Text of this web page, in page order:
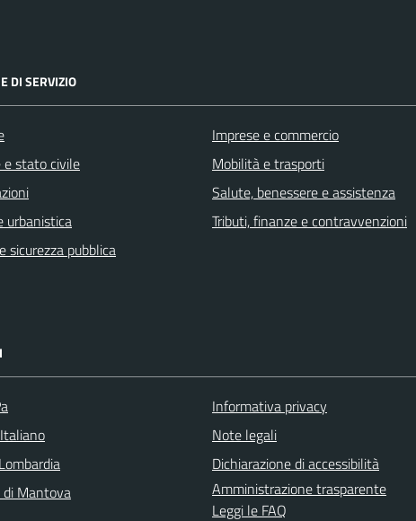
DI SERVIZIO
e stato civile
urbanistica
sicurezza pubblica
Imprese e commercio
Mobilità e trasporti
Salute, benessere e assistenza
Tributi, finanze e contravvenzioni
di Mantova
Informativa privacy
Note legali
Dichiarazione di accessibilità
Amministrazione trasparente
Leggi le FAQ